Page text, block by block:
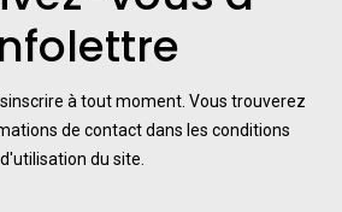
à tout moment. Vous trouverez
de contact dans les conditions
d'utilisation du site.